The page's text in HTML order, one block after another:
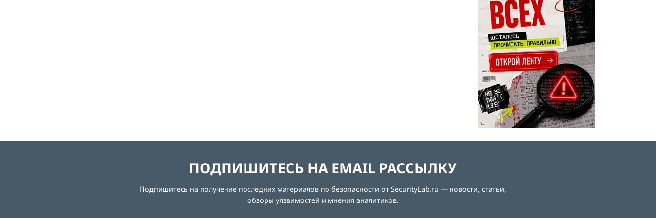
ПОДПИШИТЕСЬ НА EMAIL РАССЫЛКУ
Подпишитесь на получение последних материалов по безопасности от SecurityLab.ru — новости, статьи,
обзоры уязвимостей и мнения аналитиков.